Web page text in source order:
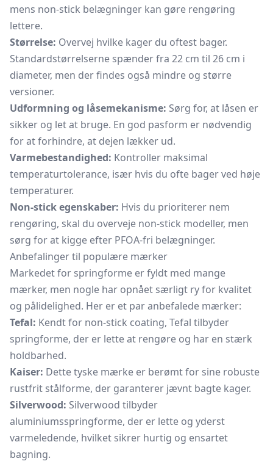
mens non-stick belægninger kan gøre rengøring
lettere.
Størrelse: Overvej hvilke kager du oftest bager.
Standardstørrelserne spænder fra 22 cm til 26 cm i
diameter, men der findes også mindre og større
versioner.
Udformning og låsemekanisme: Sørg for, at låsen er
sikker og let at bruge. En god pasform er nødvendig
for at forhindre, at dejen lækker ud.
Varmebestandighed: Kontroller maksimal
temperaturtolerance, især hvis du ofte bager ved høje
temperaturer.
Non-stick egenskaber: Hvis du prioriterer nem
rengøring, skal du overveje non-stick modeller, men
sørg for at kigge efter PFOA-fri belægninger.
Anbefalinger til populære mærker
Markedet for springforme er fyldt med mange
mærker, men nogle har opnået særligt ry for kvalitet
og pålidelighed. Her er et par anbefalede mærker:
Tefal: Kendt for non-stick coating, Tefal tilbyder
springforme, der er lette at rengøre og har en stærk
holdbarhed.
Kaiser: Dette tyske mærke er berømt for sine robuste
rustfrit stålforme, der garanterer jævnt bagte kager.
Silverwood: Silverwood tilbyder
aluminiumsspringforme, der er lette og yderst
varmeledende, hvilket sikrer hurtig og ensartet
bagning.